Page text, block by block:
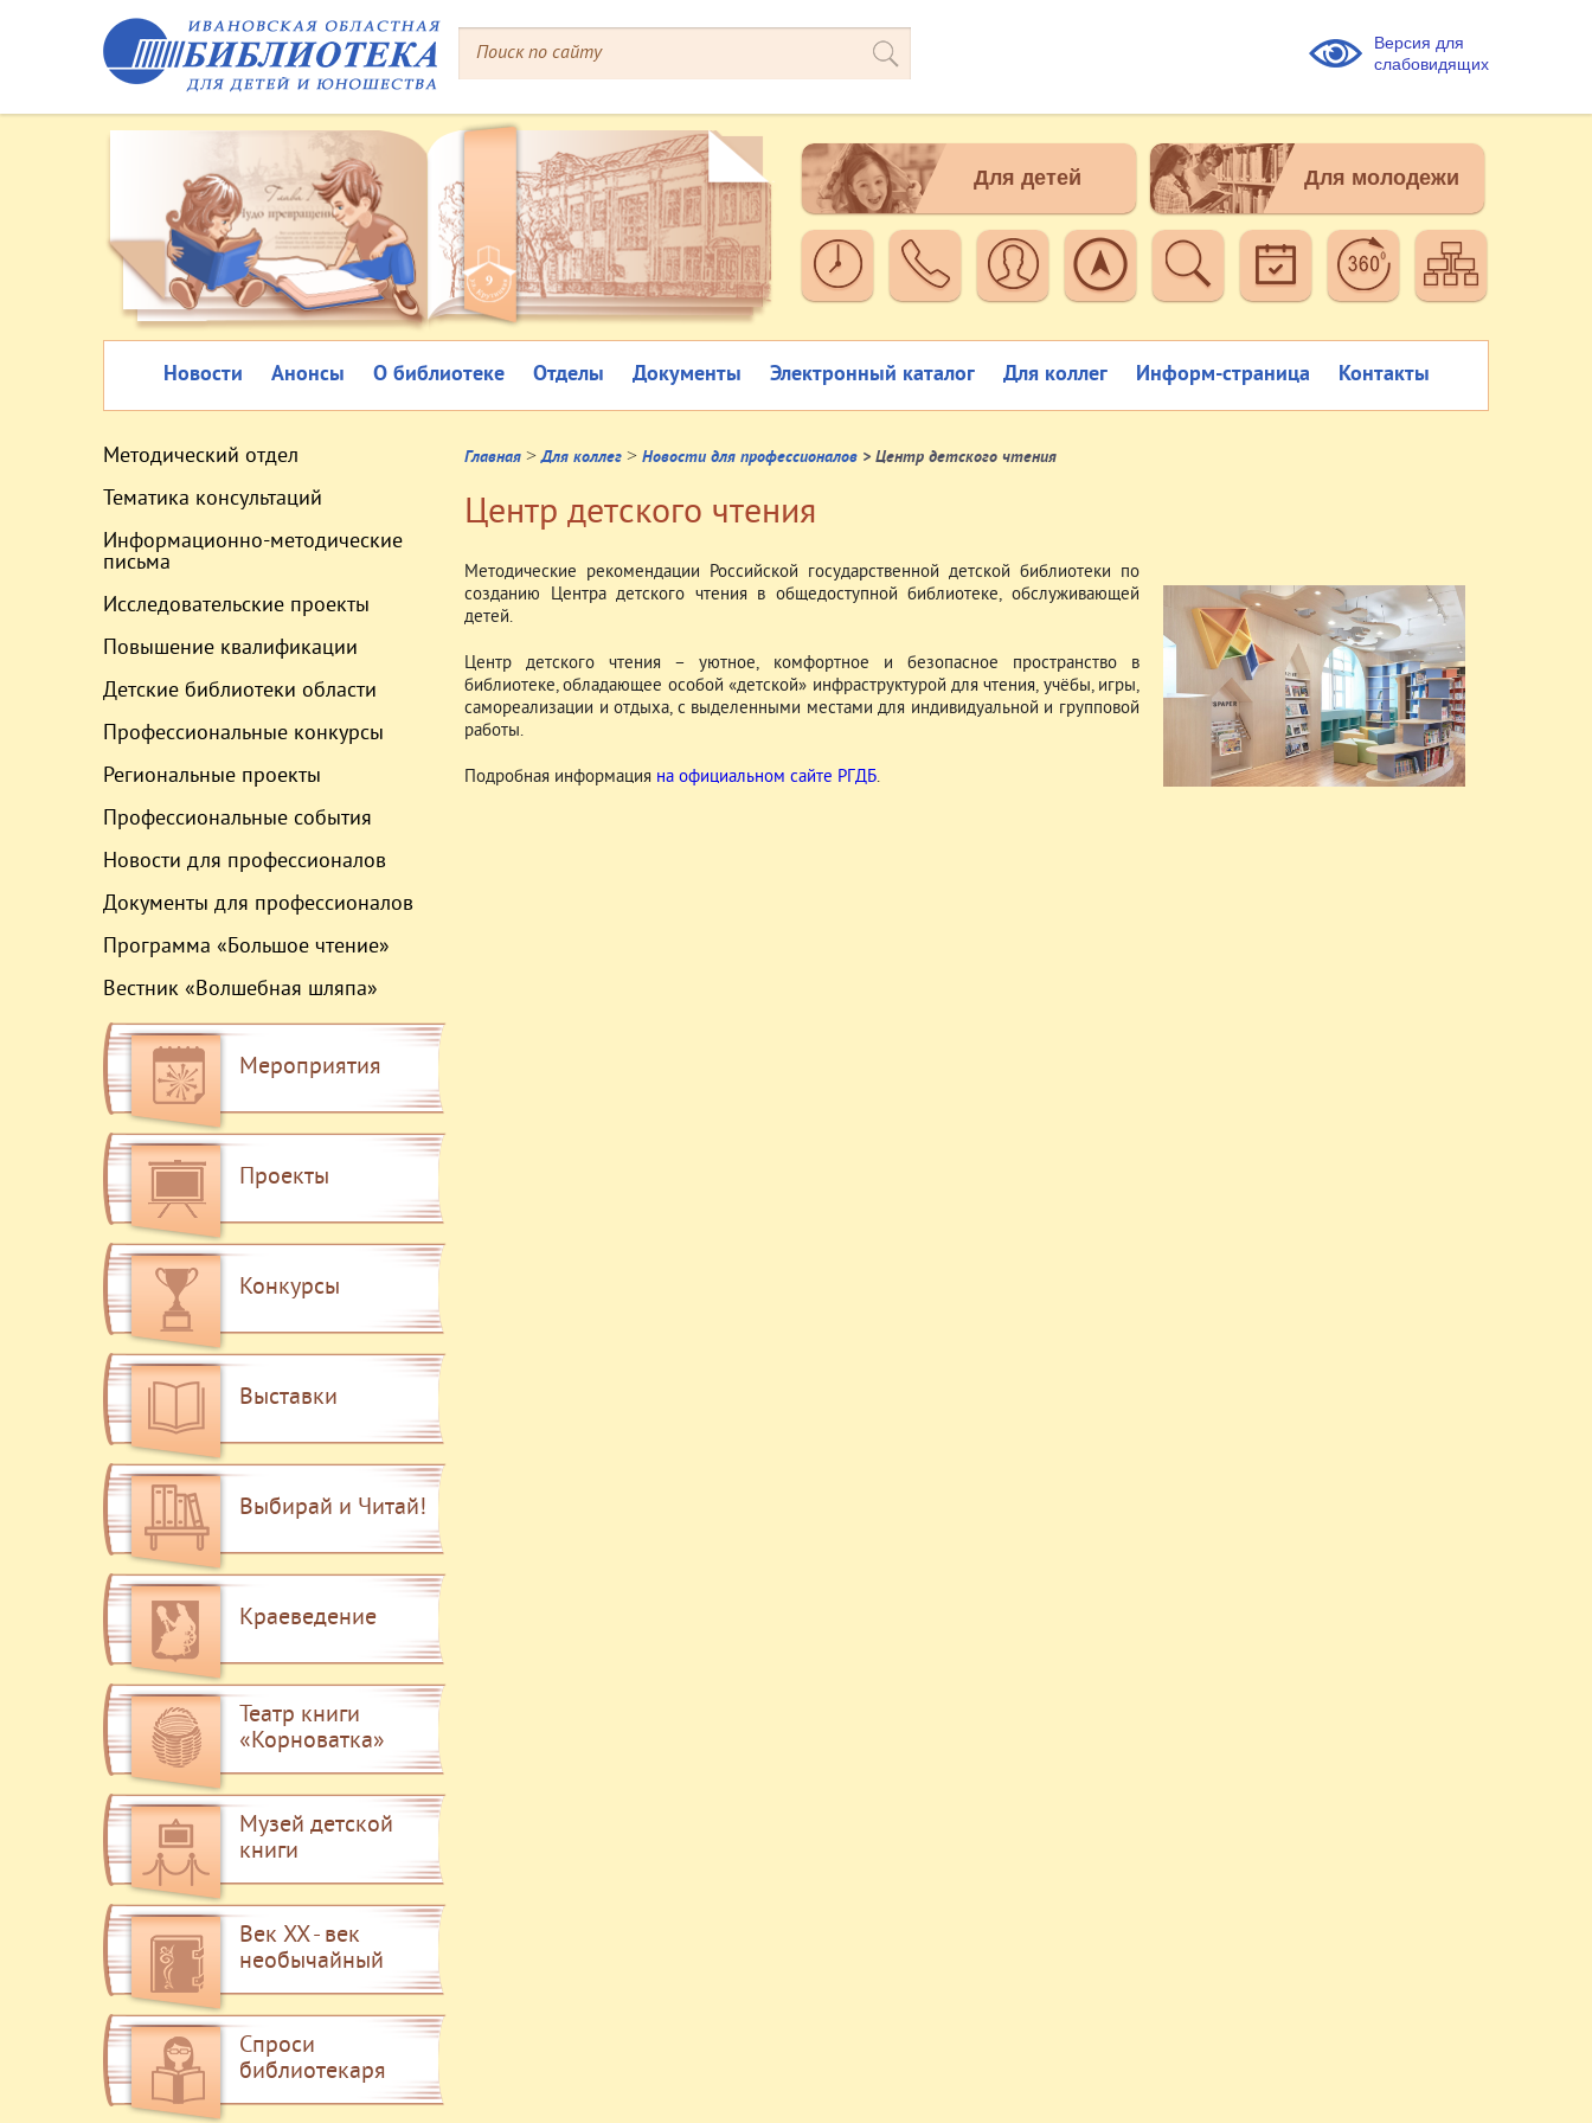
Версия для
слабовидящих
Для детей Для молодежи
Новости Анонсы О библиотеке Отделы Документы Электронный каталог Для коллег Информ-страница Контакты
Методический отдел
Тематика консультаций
Информационно-методические
письма
Исследовательские проекты
Повышение квалификации
Детские библиотеки области
Профессиональные конкурсы
Региональные проекты
Профессиональные события
Новости для профессионалов
Документы для профессионалов
Программа «Большое чтение»
Вестник «Волшебная шляпа»
Мероприятия
Проекты
Конкурсы
Выставки
Выбирай и Читай!
Краеведение
Театр книги
«Корноватка»
Музей детской
книги
Век XX - век
необычайный
Спроси
библиотекаря
Главная >Для коллег > Новости для профессионалов > Центр детского чтения
Центр детского чтения
Методические рекомендации Российской государственной детской библиотеки по
созданию Центра детского чтения в общедоступной библиотеке, обслуживающей
детей.
Центр детского чтения – уютное, комфортное и безопасное пространство в
библиотеке, обладающее особой «детской» инфраструктурой для чтения, учёбы, игры,
самореализации и отдыха, с выделенными местами для индивидуальной и групповой
работы.
Подробная информация на официальном сайте РГДБ.